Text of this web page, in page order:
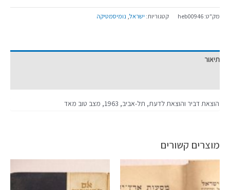
מק"ט:heb00946 קטגוריות: ישראל, נומיסמטיקה
תיאור
הוצאת דביר והוצאת לדעת, תל-אביב, 1963, מצב טוב מאד
מוצרים קשורים